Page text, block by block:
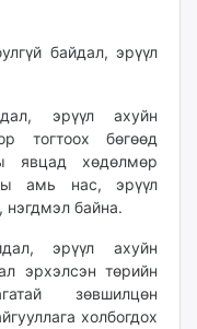
байдал, эрүүл
эрүүл ахуйн
тогтоох бөгөөд
явцад хөдөлмөр
амь нас, эрүүл
нэгдмэл байна.
эрүүл ахуйн
эрхэлсэн төрийн
зөвшилцөн
холбогдох